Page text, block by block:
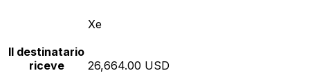
Xe
Il destinatario
riceve
26,664.00 USD